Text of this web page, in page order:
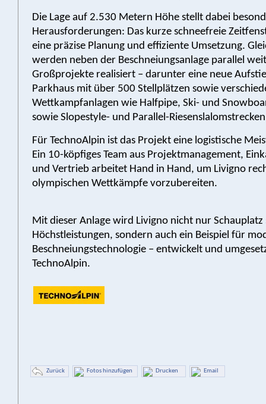
Die Lage auf 2.530 Metern Höhe stellt dabei
Herausforderungen: Das kurze schneefreie
eine präzise Planung und effiziente Umsetzung.
werden neben der Beschneiungsanlage parallel
Großprojekte realisiert – darunter eine neue
Parkhaus mit über 500 Stellplätzen sowie
Wettkampfanlagen wie Halfpipe, Ski- und
sowie Slopestyle- und Parallel-
Für TechnoAlpin ist das Projekt eine logistische
Ein 10-köpfiges Team aus Projektmanagement,
und Vertrieb arbeitet Hand in Hand, um Livigno
olympischen Wettkämpfe vorzubereiten.
Mit dieser Anlage wird Livigno nicht nur
Höchstleistungen, sondern auch ein Beispiel für
Beschneiungstechnologie – entwickelt und
TechnoAlpin.
Zurück Fotos hinzufügen Drucken Email